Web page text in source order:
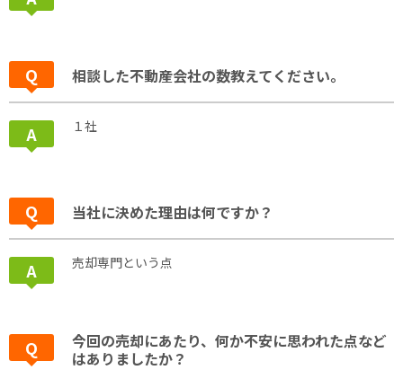
相談した不動産会社の数教えてください。
１社
当社に決めた理由は何ですか？
売却専門という点
今回の売却にあたり、何か不安に思われた点など
はありましたか？